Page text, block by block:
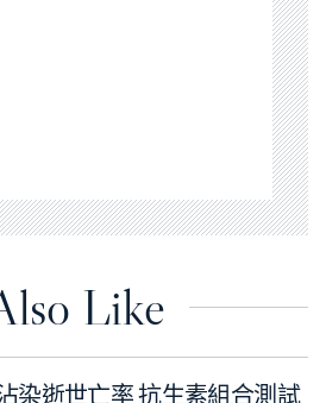
Like
染逝世亡率 抗生素組合測試